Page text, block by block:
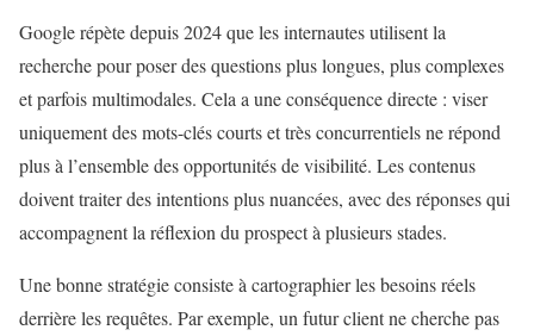
Google répète depuis 2024 que les internautes utilisent la
recherche pour poser des questions plus longues, plus complexes
et parfois multimodales. Cela a une conséquence directe : viser
uniquement des mots-clés courts et très concurrentiels ne répond
plus à l’ensemble des opportunités de visibilité. Les contenus
doivent traiter des intentions plus nuancées, avec des réponses qui
accompagnent la réflexion du prospect à plusieurs stades.
Une bonne stratégie consiste à cartographier les besoins réels
derrière les requêtes. Par exemple, un futur client ne cherche pas